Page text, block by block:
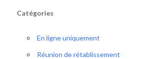
Catégories
En ligne uniquement
Réunion de rétablissement